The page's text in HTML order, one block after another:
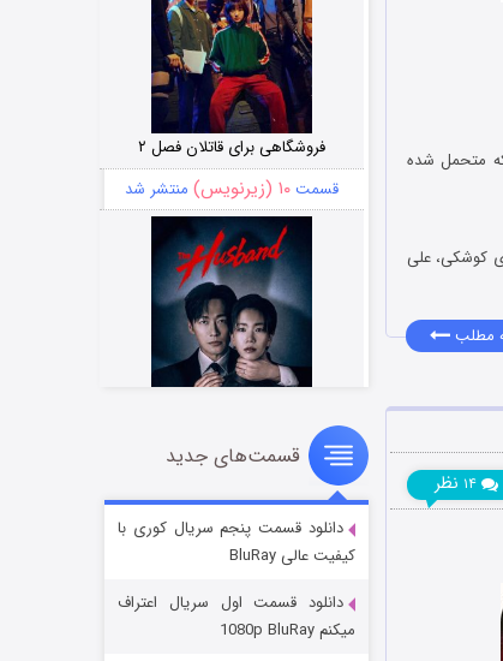
که متحمل شده
کوشکی، علی
مطلب
۱۴ نظر
فروشگاهی برای قاتلان فصل ۲
قسمت۱۰ (زیرنویس) منتشر شد
شوهر
قسمت۸ (زیرنویس) منتشر شد
قسمت‌های جدید
دانلود قسمت پنجم سریال کوری با
کیفیت عالی BluRay
دانلود قسمت اول سریال اعتراف
میکنم 1080p BluRay